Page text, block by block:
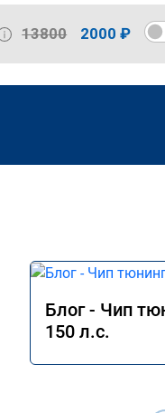
13800 2000 ₽
Блог - Чип
150 л.с.